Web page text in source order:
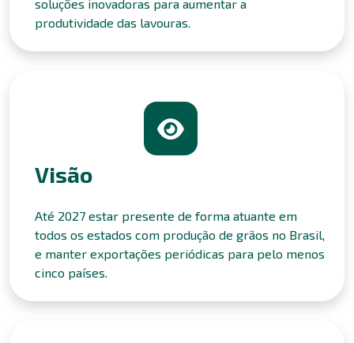
soluções inovadoras para aumentar a
produtividade das lavouras.
Visão
Até 2027 estar presente de forma atuante em
todos os estados com produção de grãos no Brasil,
e manter exportações periódicas para pelo menos
cinco países.